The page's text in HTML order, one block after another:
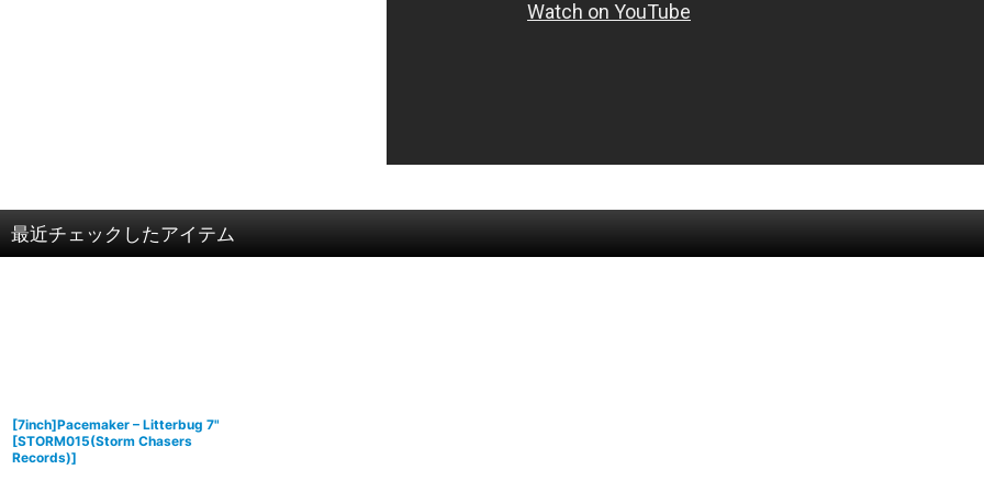
最近チェックしたアイテム
[7inch]Pacemaker – Litterbug 7"
[STORM015(Storm Chasers
Records)]